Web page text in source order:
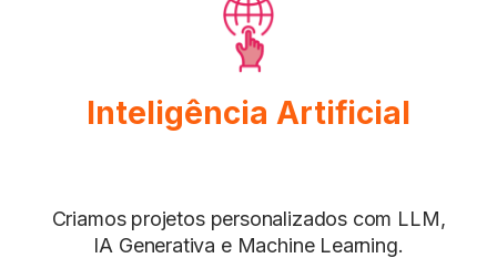
Inteligência Artificial
Criamos projetos personalizados com LLM,
IA Generativa e Machine Learning.